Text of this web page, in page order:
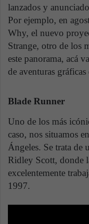
lanzados y
Por ejemplo, en
Why, el nuevo
Strange, otro de los
este panorama, acá
de aventuras
Blade Runner
Uno de los más
caso, nos situamos
Ángeles. Se trata de
Ridley Scott, donde
excelentemente
1997.